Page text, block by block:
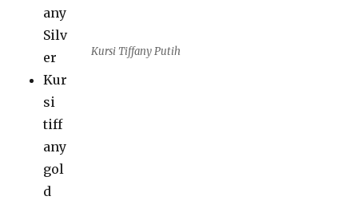
Kursi Tiffany Putih
any
Silv
er
Kur
si
tiff
any
gol
d